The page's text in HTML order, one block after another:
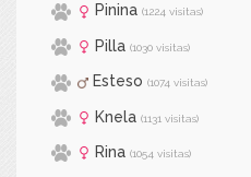
Pinina (1224 visitas)
Pilla (1030 visitas)
Esteso (1074 visitas)
Knela (1131 visitas)
Rina (1054 visitas)